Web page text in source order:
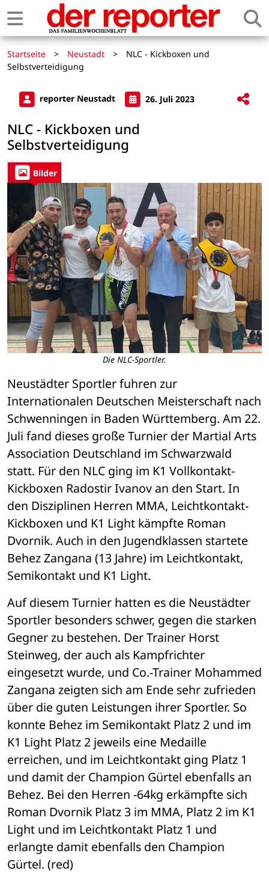
Startseite > Neustadt >
NLC - Kickboxen und
Selbstverteidigung
reporter Neustadt 26. Juli 2023
NLC - Kickboxen und
Selbstverteidigung
Bilder
Die NLC-Sportler.
Neustädter Sportler fuhren zur
Internationalen Deutschen Meisterschaft nach
Schwenningen in Baden Württemberg. Am 22.
Juli fand dieses große Turnier der Martial Arts
Association Deutschland im Schwarzwald
statt. Für den NLC ging im K1 Vollkontakt-
Kickboxen Radostir Ivanov an den Start. In
den Disziplinen Herren MMA, Leichtkontakt-
Kickboxen und K1 Light kämpfte Roman
Dvornik. Auch in den Jugendklassen startete
Behez Zangana (13 Jahre) im Leichtkontakt,
Semikontakt und K1 Light.
Auf diesem Turnier hatten es die Neustädter
Sportler besonders schwer, gegen die starken
Gegner zu bestehen. Der Trainer Horst
Steinweg, der auch als Kampfrichter
eingesetzt wurde, und Co.-Trainer Mohammed
Zangana zeigten sich am Ende sehr zufrieden
über die guten Leistungen ihrer Sportler. So
konnte Behez im Semikontakt Platz 2 und im
K1 Light Platz 2 jeweils eine Medaille
erreichen, und im Leichtkontakt ging Platz 1
und damit der Champion Gürtel ebenfalls an
Behez. Bei den Herren -64kg erkämpfte sich
Roman Dvornik Platz 3 im MMA, Platz 2 im K1
Light und im Leichtkontakt Platz 1 und
erlangte damit ebenfalls den Champion
Gürtel. (red)